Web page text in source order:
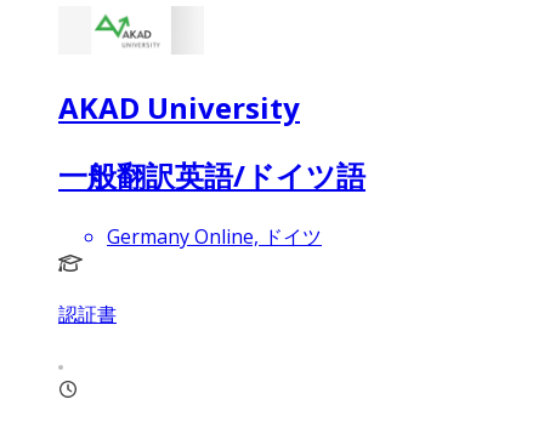
AKAD University
一般翻訳英語/ドイツ語
Germany Online, ドイツ
認証書